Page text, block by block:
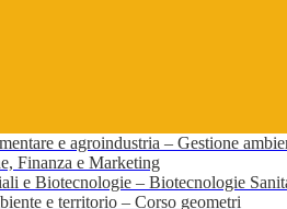
e agroindustria – Gestione
Finanza e Marketing
e Biotecnologie – Biotecnologie
e territorio – Corso geometri